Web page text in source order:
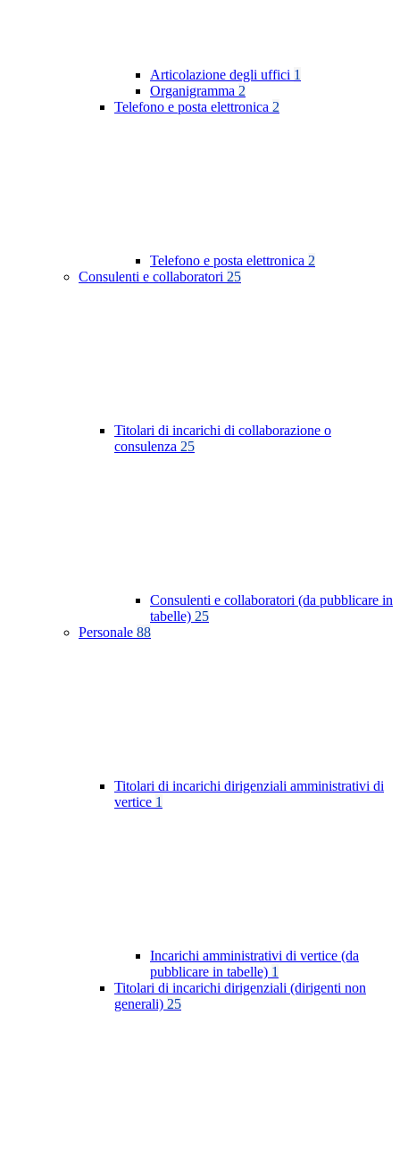
Articolazione degli uffici 1
Organigramma 2
Telefono e posta elettronica 2
Telefono e posta elettronica 2
Consulenti e collaboratori 25
Titolari di incarichi di collaborazione o
consulenza 25
Consulenti e collaboratori (da pubblicare in
tabelle) 25
Personale 88
Titolari di incarichi dirigenziali amministrativi di
vertice 1
Incarichi amministrativi di vertice (da
pubblicare in tabelle) 1
Titolari di incarichi dirigenziali (dirigenti non
generali) 25